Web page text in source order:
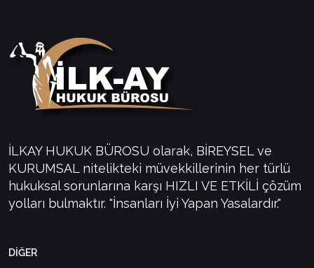
İLKAY HUKUK BÜROSU olarak, BİREYSEL ve
KURUMSAL nitelikteki müvekkillerinin her türlü
hukuksal sorunlarına karşı HIZLI VE ETKİLİ çözüm
yolları bulmaktır. "İnsanları İyi Yapan Yasalardır."
DİĞER